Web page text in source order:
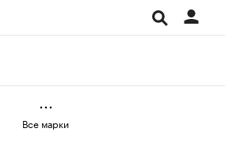
Все марки